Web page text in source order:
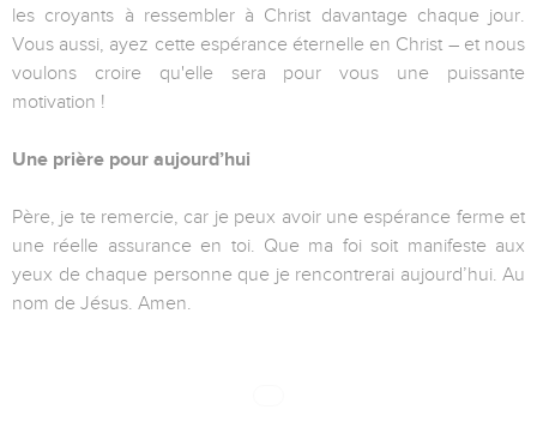
les croyants à ressembler à Christ davantage chaque jour.
Vous aussi, ayez cette espérance éternelle en Christ – et nous
voulons croire qu'elle sera pour vous une puissante
motivation !
Une prière pour aujourd’hui
Père, je te remercie, car je peux avoir une espérance ferme et
une réelle assurance en toi. Que ma foi soit manifeste aux
yeux de chaque personne que je rencontrerai aujourd’hui. Au
nom de Jésus. Amen.